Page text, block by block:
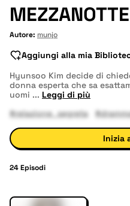
MEZZANOTTE
Autore: munjo
Aggiungi alla mia
Hyunsoo Kim decide di
donna esperta che sa
uomi ... Leggi di più
#relazione_segreta
Inizia
24Episodi